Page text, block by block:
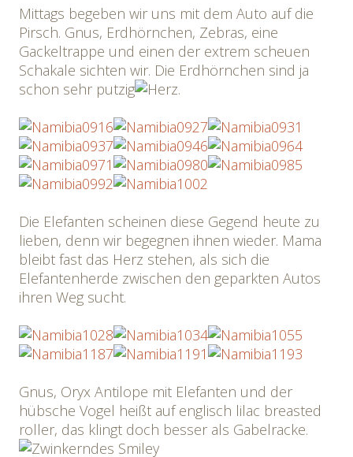
Mittags begeben wir uns mit dem Auto auf die
Pirsch. Gnus, Erdhörnchen, Zebras, eine
Gackeltrappe und einen der extrem scheuen
Schakale sichten wir. Die Erdhörnchen sind ja
schon sehr putzig
.
Die Elefanten scheinen diese Gegend heute zu
lieben, denn wir begegnen ihnen wieder. Mama
bleibt fast das Herz stehen, als sich die
Elefantenherde zwischen den geparkten Autos
ihren Weg sucht.
Gnus, Oryx Antilope mit Elefanten und der
hübsche Vogel heißt auf englisch lilac breasted
roller, das klingt doch besser als Gabelracke.